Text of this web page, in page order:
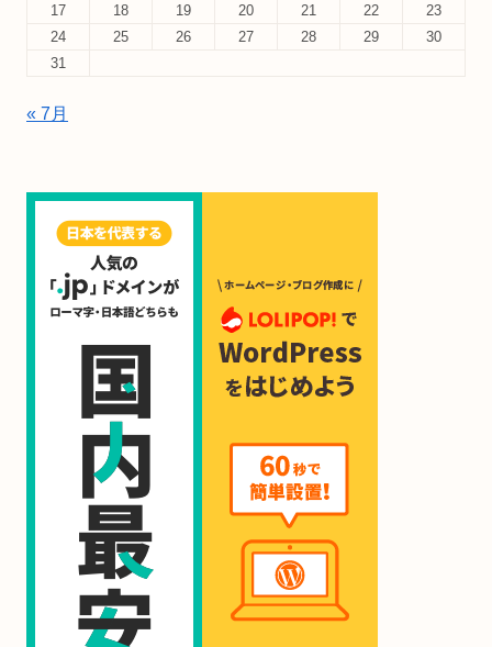
17
18 19 20 21 22
23
24
25 26 27 28 29
30
31
« 7月